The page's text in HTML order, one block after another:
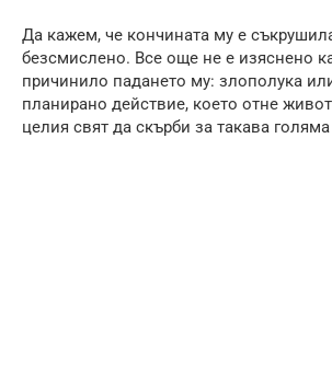
Да кажем, че кончината му е
безсмислено. Все още не е изяснено
причинило падането му: злополука
планирано действие, което отне
целия свят да скърби за такава голяма